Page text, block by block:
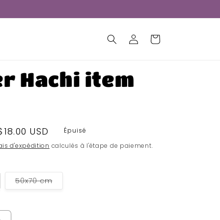
ConnexionPanier
Hachi item
USD
Épuisé
d'expédition calculés à l'étape de paiement.
50x70 cmVariante
épuisée